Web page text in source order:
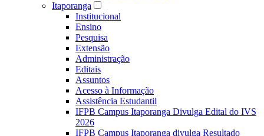
Itaporanga
Institucional
Ensino
Pesquisa
Extensão
Administração
Editais
Assuntos
Acesso à Informação
Assistência Estudantil
IFPB Campus Itaporanga Divulga Edital do IVS
2026
IFPB Campus Itaporanga divulga Resultado